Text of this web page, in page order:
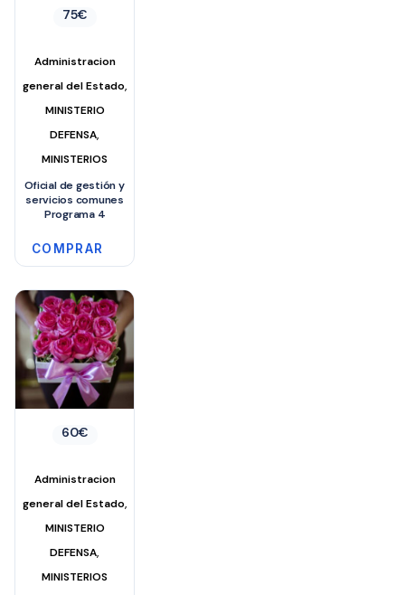
75€
Administracion
general del Estado,
MINISTERIO
DEFENSA,
MINISTERIOS
Oficial de gestión y
servicios comunes
Programa 4
COMPRAR
60€
Administracion
general del Estado,
MINISTERIO
DEFENSA,
MINISTERIOS